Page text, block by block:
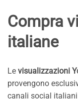
Compra
italiane
Le visualizzazioni
provengono
canali social